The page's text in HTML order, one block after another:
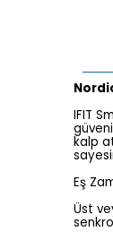
IFIT
kalp
Eş
Üst